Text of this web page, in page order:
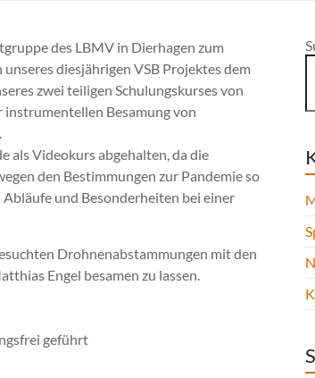
des LBMV in Dierhagen zum
diesjährigen VSB Projektes dem
zwei teiligen Schulungskurses von
instrumentellen Besamung von
als Videokurs abgehalten, da die
den Bestimmungen zur Pandemie so
und Besonderheiten bei einer
Drohnenabstammungen mit den
Engel besamen zu lassen.
geführt